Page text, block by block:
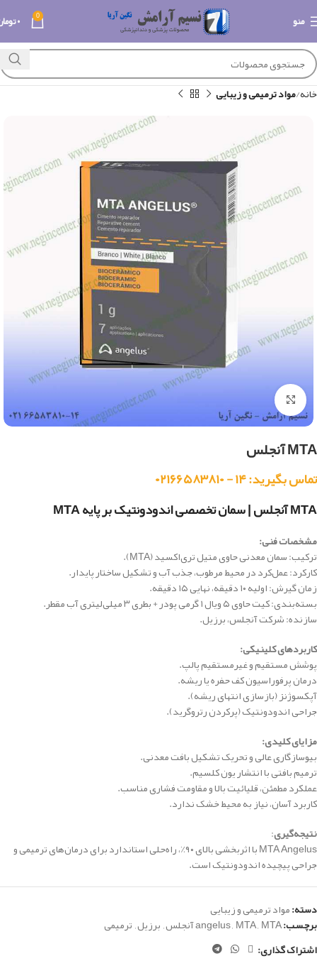
منو 0 ۰
خانه مواد ترمیمی و زیبایی
بزرگنمایی تصویر
MTA آنجلس
تماس بگیرید: ۱۴ - ۰۲۱۶۶۵۸۳۸۱۰
MTA آنجلس | سمان تخصصی اندودونتیک بر پایه MTA
مشخصات فنی:
ترکیب: سمان معدنی حاوی متیل تری‌اکسید (MTA).
کارکرد: عمل‌کرد در محیط مرطوب، جذب آب و تشکیل ساختار پایدار.
زمان گیرش: اولیه ۱۰ دقیقه، نهایی ۱۵ دقیقه.
بسته‌بندی: کیت حاوی ۵ ویال ۱ گرمی پودر + بطری ۳ میلی‌لیتری آب مقطر.
سازنده: شرکت آنجلس، برزیل.
کاربردهای کلینیکی:
پوشش مستقیم و غیرمستقیم پالپ.
درمان پرفوراسیون کف حفره یا ریشه.
آپکسوژنز (بازسازی انتهای ریشه).
جراحی اندودونتیک (پرکردن رتروگرید).
مزایای کلیدی:
بیوسازگاری عالی و تحریک تشکیل بافت معدنی.
ترمیم بافتی با انتشار یون کلسیم.
عملکرد مطمئن، قلیائیت بالا و مقاومت فشاری مناسب.
کاربرد آسان، نیاز به محیط خشک ندارد.
نتیجه‌گیری:
MTA Angelus با اثربخشی بالای ۹۰٪، راه‌حلی استاندارد برای درمان‌های ترمیمی و
جراحی پیچیده اندودونتیک است.
دسته:مواد ترمیمی و زیبایی
برچسب: angelus,MTA,MTA آنجلس ,برزیل,ترمیمی
اشتراک گذاری: